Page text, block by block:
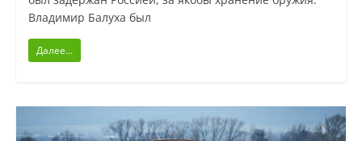
Владимир Балуха был
Далее...